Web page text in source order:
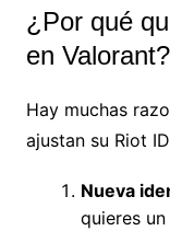
¿Por qué
en Valorant?
Hay muchas
ajustan su Riot
Nueva
quieres